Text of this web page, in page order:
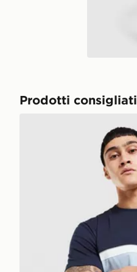
Prodotti consigliati